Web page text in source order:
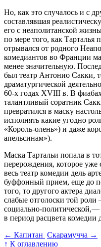
Но, как это случалось и с
составлявшая
его с неаполитанской
по мере того, как Тарталья
отрывался от родного
комедиантов во Франции
менее значительную.
был театр Антонио Сакки,
драматургической
60-х годах XVIII в. В
талантливый соратник
превратился в маску
исполнять какие угодно
«Король-олень») и даже
апельсинам»).
Маска Тартальи попала в
перерождения, которое
весь театр комедии дель
буффонный прием, еще до
того, то другого актера
слабые отголоски той роли
социально-
в период расцвета комедии
← Капитан Скарамучча →
↑ К оглавлению